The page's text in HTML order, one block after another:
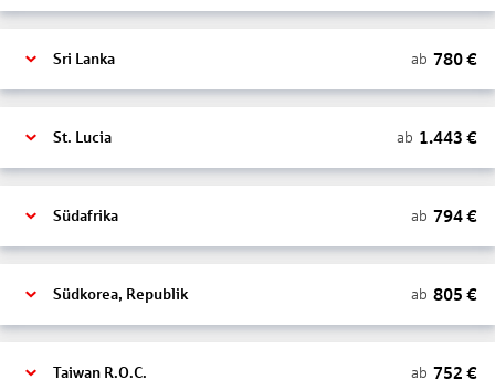
Sri Lanka ab 780€
St. Lucia ab 1.443 €
Südafrika ab 794€
Südkorea, Republik ab 805 €
Taiwan R.O.C. ab 752 €